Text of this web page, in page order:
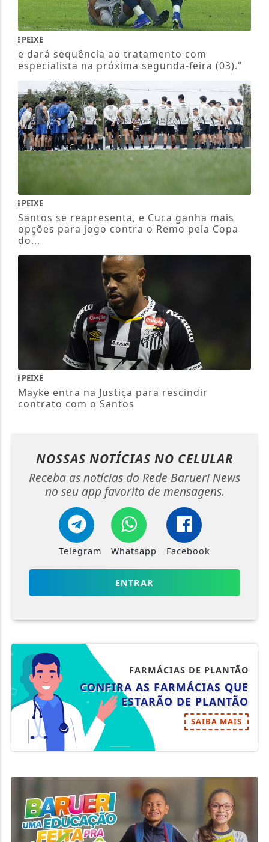
PEIXE
e dará sequência ao tratamento com
especialista na próxima segunda-feira (03)."
PEIXE
Santos se reapresenta, e Cuca ganha mais
opções para jogo contra o Remo pela Copa
do...
PEIXE
Mayke entra na Justiça para rescindir
contrato com o Santos
NOSSAS NOTÍCIAS NO CELULAR
Receba as notícias do Rede Barueri News
no seu app favorito de mensagens.
Telegram Whatsapp Facebook
ENTRAR
FARMÁCIAS DE PLANTÃO
CONFIRA AS FARMÁCIAS QUE
ESTARÃO DE PLANTÃO
SAIBA MAIS